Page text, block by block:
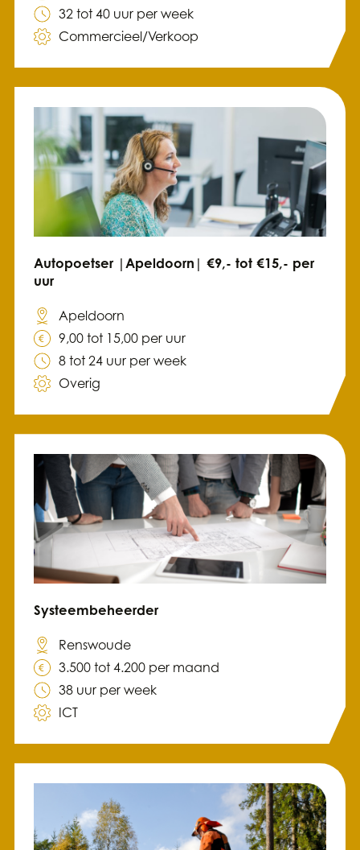
32 tot 40 uur per week
Commercieel/Verkoop
Autopoetser |Apeldoorn| €9,- tot €15,- per
uur
Apeldoorn
9,00 tot 15,00 per uur
8 tot 24 uur per week
Overig
Systeembeheerder
Renswoude
3.500 tot 4.200 per maand
38 uur per week
ICT